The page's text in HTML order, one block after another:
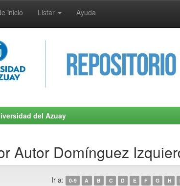
inicio Listar Ayuda
del Azuay
Autor Domínguez
Ir a: 0-9 A B C D E F G H I